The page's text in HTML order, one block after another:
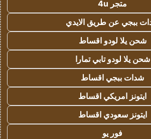
متجر 4u
ببجي عن طريق الايدي
شحن يلا لودو اقساط
شحن يلا لودو تابي تمارا
شدات ببجي اقساط
ايتونز امريكي اقساط
ايتونز سعودي اقساط
فور يو